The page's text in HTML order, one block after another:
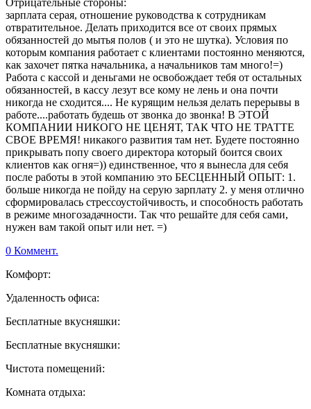
Отрицательные стороны:
зарплата серая, отношение руководства к сотрудникам
отвратительное. Делать приходится все от своих прямых
обязанностей до мытья полов ( и это не шутка). Условия по
которым компания работает с клиентами постоянно меняются,
как захочет пятка начальника, а начальников там много!=)
Работа с кассой и деньгами не освобождает тебя от остальных
обязанностей, в кассу лезут все кому не лень и она почти
никогда не сходится.... Не курящим нельзя делать перерывы в
работе....работать будешь от звонка до звонка! В ЭТОЙ
КОМПАНИИ НИКОГО НЕ ЦЕНЯТ, ТАК ЧТО НЕ ТРАТТЕ
СВОЕ ВРЕМЯ! никакого развития там нет. Будете постоянно
прикрывать попу своего директора который боится своих
клиентов как огня=)) единственное, что я вынесла для себя
после работы в этой компанию это БЕСЦЕННЫЙ ОПЫТ: 1.
больше никогда не пойду на серую зарплату 2. у меня отлично
сформировалась стрессоустойчивость, и способность работать
в режиме многозадачности. Так что решайте для себя сами,
нужен вам такой опыт или нет. =)
0 Коммент.
Комфорт:
Удаленность офиса:
Бесплатные вкусняшки:
Бесплатные вкусняшки:
Чистота помещений:
Комната отдыха: